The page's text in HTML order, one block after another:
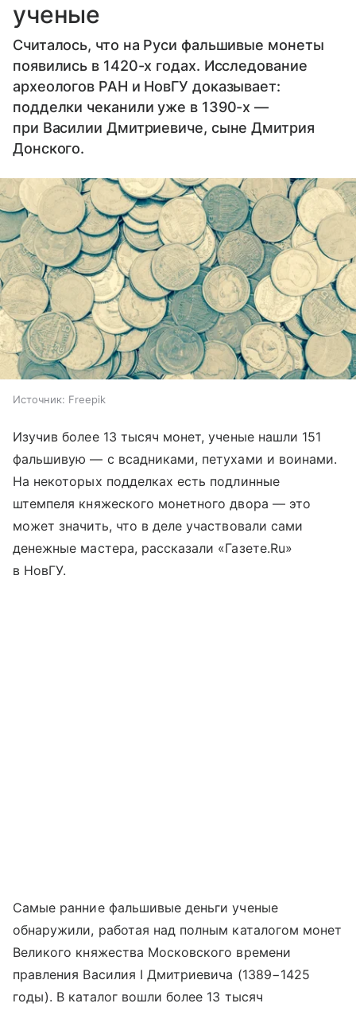
ученые
Считалось, что на Руси фальшивые монеты
появились в 1420-х годах. Исследование
археологов РАН и НовГУ доказывает:
подделки чеканили уже в 1390-х —
при Василии Дмитриевиче, сыне Дмитрия
Донского.
Источник: Freepik
Изучив более 13 тысяч монет, ученые нашли 151
фальшивую — с всадниками, петухами и воинами.
На некоторых подделках есть подлинные
штемпеля княжеского монетного двора — это
может значить, что в деле участвовали сами
денежные мастера, рассказали «Газете.Ru»
в НовГУ.
Самые ранние фальшивые деньги ученые
обнаружили, работая над полным каталогом монет
Великого княжества Московского времени
правления Василия I Дмитриевича (1389−1425
годы). В каталог вошли более 13 тысяч